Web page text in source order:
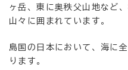
ヶ岳、東に奥秩父山地など
山々に囲まれています。
島国の日本において、海に
ります。